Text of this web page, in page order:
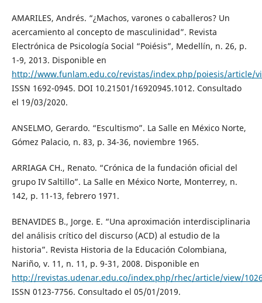
AMARILES, Andrés. “¿Machos, varones o caballeros? Un
acercamiento al concepto de masculinidad”. Revista
Electrónica de Psicología Social “Poiésis”, Medellín, n. 26, p.
1-9, 2013. Disponible en
http://www.funlam.edu.co/revistas/index.php/poiesis/article/
ISSN 1692-0945. DOI 10.21501/16920945.1012. Consultado
el 19/03/2020.
ANSELMO, Gerardo. “Escultismo”. La Salle en México Norte,
Gómez Palacio, n. 83, p. 34-36, noviembre 1965.
ARRIAGA CH., Renato. “Crónica de la fundación oficial del
grupo IV Saltillo”. La Salle en México Norte, Monterrey, n.
142, p. 11-13, febrero 1971.
BENAVIDES B., Jorge. E. “Una aproximación interdisciplinaria
del análisis crítico del discurso (ACD) al estudio de la
historia”. Revista Historia de la Educación Colombiana,
Nariño, v. 11, n. 11, p. 9-31, 2008. Disponible en
http://revistas.udenar.edu.co/index.php/rhec/article/view/
ISSN 0123-7756. Consultado el 05/01/2019.